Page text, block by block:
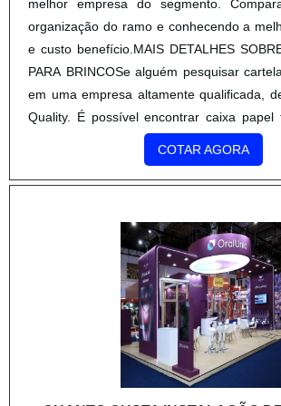
melhor empresa do segmento.
organização do ramo e conhecendo a
e custo benefício.MAIS DETALHES
PARA BRINCOSe alguém pesquisar
em uma empresa altamente qualificada,
Quality. É possível encontrar caixa papel
para embalagens, oferecendo sempre a
o cliente final.Ainda focando em cartela
essência da empresa, a mesma deve
primordiais que são deixados de lado por
que não focam na fidelização do
lembrar que o produto deve sempre
empresas especializadas no
cuidado ajuda a garantir a qualidade e
materiais, além de evitar prejuízos
frequentes de produtos que não
funções adequadamente. Assim, é
COTAR AGORA